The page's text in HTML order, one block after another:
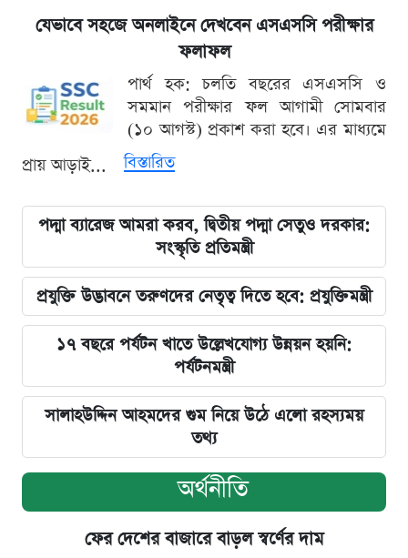
যেভাবে সহজে অনলাইনে দেখবেন এসএসসি পরীক্ষার
ফলাফল
পার্থ হক: চলতি বছরের এসএসসি ও
সমমান পরীক্ষার ফল আগামী সোমবার
(১০ আগস্ট) প্রকাশ করা হবে। এর মাধ্যমে
প্রায় আড়াই...
বিস্তারিত
পদ্মা ব্যারেজ আমরা করব, দ্বিতীয় পদ্মা সেতুও দরকার:
সংস্কৃতি প্রতিমন্ত্রী
প্রযুক্তি উদ্ভাবনে তরুণদের নেতৃত্ব দিতে হবে: প্রযুক্তিমন্ত্রী
১৭ বছরে পর্যটন খাতে উল্লেখযোগ্য উন্নয়ন হয়নি:
পর্যটনমন্ত্রী
সালাহউদ্দিন আহমদের গুম নিয়ে উঠে এলো রহস্যময়
তথ্য
অর্থনীতি
ফের দেশের বাজারে বাড়ল স্বর্ণের দাম